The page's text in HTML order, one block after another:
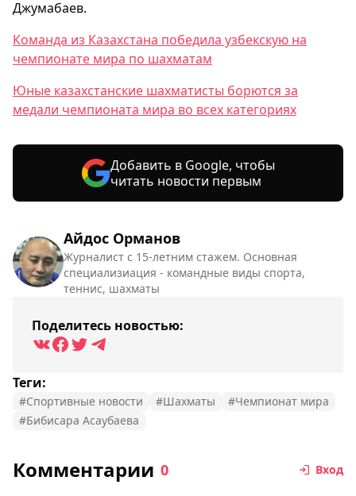
Айдос Орманов
Журналист с 15-летним стажем. Основная
специализиация - командные виды спорта,
теннис, шахматы
Поделитесь новостью:
Теги:
#Спортивные новости #Шахматы
#Чемпионат мира
#Бибисара Асаубаева
Джумабаев.
Команда из Казахстана победила узбекскую на
чемпионате мира по шахматам
Юные казахстанские шахматисты борются за
медали чемпионата мира во всех категориях
Добавить в Google, чтобы
читать новости первым
Комментарии 0 Вход